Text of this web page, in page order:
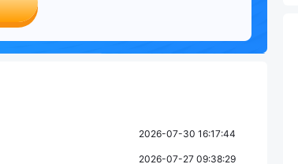
2026-07-30 16:17:44
2026-07-27 09:38:29